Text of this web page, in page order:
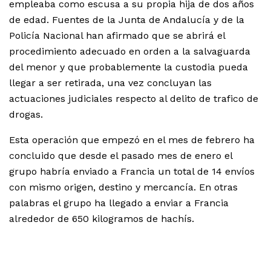
empleaba como escusa a su propia hija de dos años
de edad. Fuentes de la Junta de Andalucía y de la
Policía Nacional han afirmado que se abrirá el
procedimiento adecuado en orden a la salvaguarda
del menor y que probablemente la custodia pueda
llegar a ser retirada, una vez concluyan las
actuaciones judiciales respecto al delito de trafico de
drogas.
Esta operación que empezó en el mes de febrero ha
concluido que desde el pasado mes de enero el
grupo habría enviado a Francia un total de 14 envíos
con mismo origen, destino y mercancía. En otras
palabras el grupo ha llegado a enviar a Francia
alrededor de 650 kilogramos de hachís.